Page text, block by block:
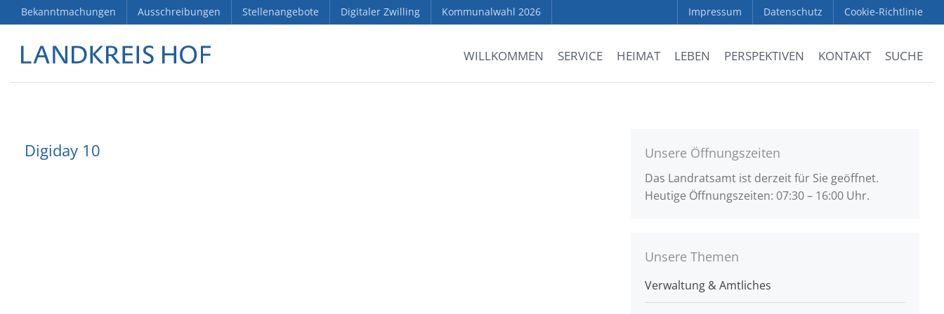
Bekanntmachungen Ausschreibungen Stellenangebote Digitaler Zwilling Kommunalwahl 2026 Impressum Datenschutz Cookie-Richtlinie
WILLKOMMEN SERVICE HEIMAT LEBEN PERSPEKTIVEN KONTAKT SUCHE
Digiday 10 Unsere Öffnungszeiten
Das Landratsamt ist derzeit für Sie geöffnet.
Heutige Öffnungszeiten: 07:30 – 16:00 Uhr.
Unsere Themen
Verwaltung & Amtliches